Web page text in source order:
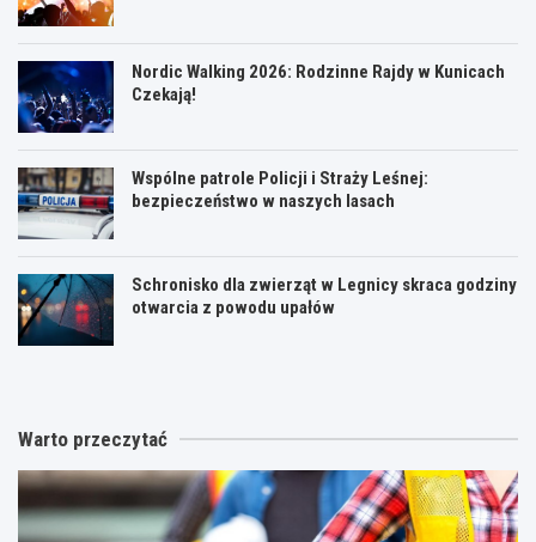
Nordic Walking 2026: Rodzinne Rajdy w Kunicach
Czekają!
Wspólne patrole Policji i Straży Leśnej:
bezpieczeństwo w naszych lasach
Schronisko dla zwierząt w Legnicy skraca godziny
otwarcia z powodu upałów
Warto przeczytać